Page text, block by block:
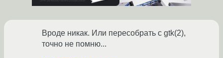
Вроде никак. Или пересобрать с gtk(2),
точно не помню...